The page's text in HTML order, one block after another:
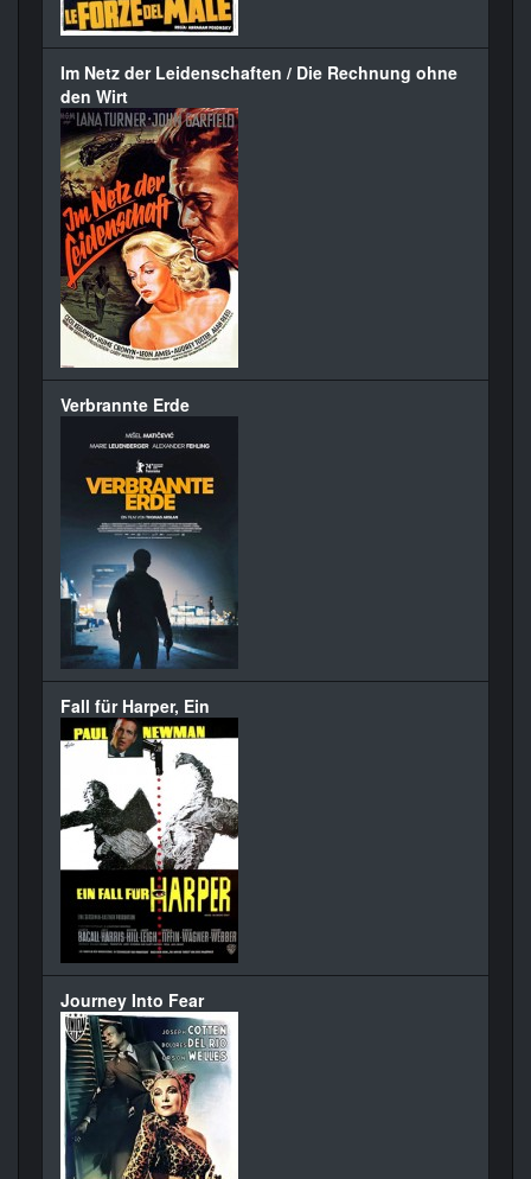
Im Netz der Leidenschaften / Die Rechnung ohne
den Wirt
Verbrannte Erde
Fall für Harper, Ein
Journey Into Fear